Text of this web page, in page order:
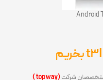
متخصصان شرکت(topway )